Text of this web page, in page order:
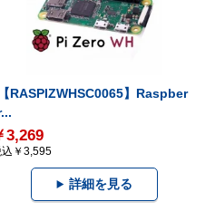
【RASPIZWHSC0065】Raspber
3,269
込￥3,595
詳細を見る